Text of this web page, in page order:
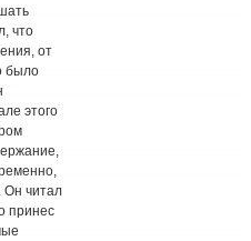
что
от
было
этого
Он читал
принес